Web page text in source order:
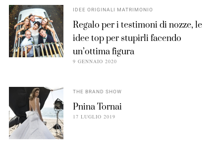
IDEE ORIGINALI MATRIMONIO
Regalo per i testimoni di nozze, le
idee top per stupirli facendo
un’ottima figura
9 GENNAIO 2020
THE BRAND SHOW
Pnina Tornai
17 LUGLIO 2019